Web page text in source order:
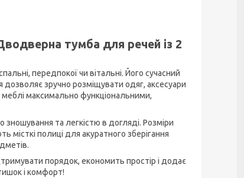
тумба для речей із 2
передпокої чи вітальні. Його сучасний
дозволяє зручно розміщувати одяг, аксесуари
меблі максимально функціональними,
зношування та легкістю в догляді. Розміри
полиці для акуратного зберігання
порядок, економить простір і додає
і комфорт!